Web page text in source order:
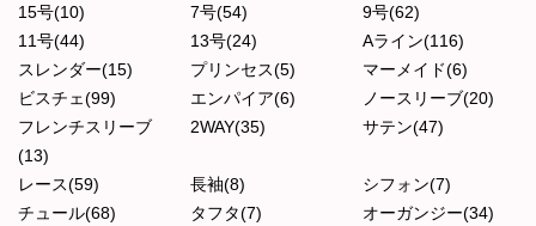
15号(10)
7号(54)
9号(62)
11号(44)
13号(24)
Aライン(116)
スレンダー(15)
プリンセス(5)
マーメイド(6)
ビスチェ(99)
エンパイア(6)
ノースリーブ(20)
フレンチスリーブ
(13)
2WAY(35) サテン(47)
レース(59) 長袖(8)
シフォン(7)
チュール(68)
タフタ(7) オーガンジー(34)